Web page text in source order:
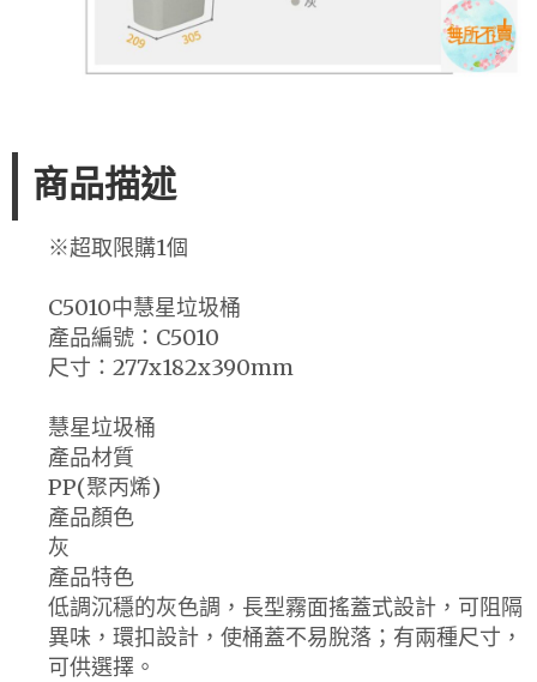
商品描述
※超取限購1個
C5010中慧星垃圾桶
產品編號：C5010
尺寸：277x182x390mm
慧星垃圾桶
產品材質
PP(聚丙烯)
產品顏色
灰
產品特色
低調沉穩的灰色調，長型霧面搖蓋式設計，可阻隔
異味，環扣設計，使桶蓋不易脫落；有兩種尺寸，
可供選擇。